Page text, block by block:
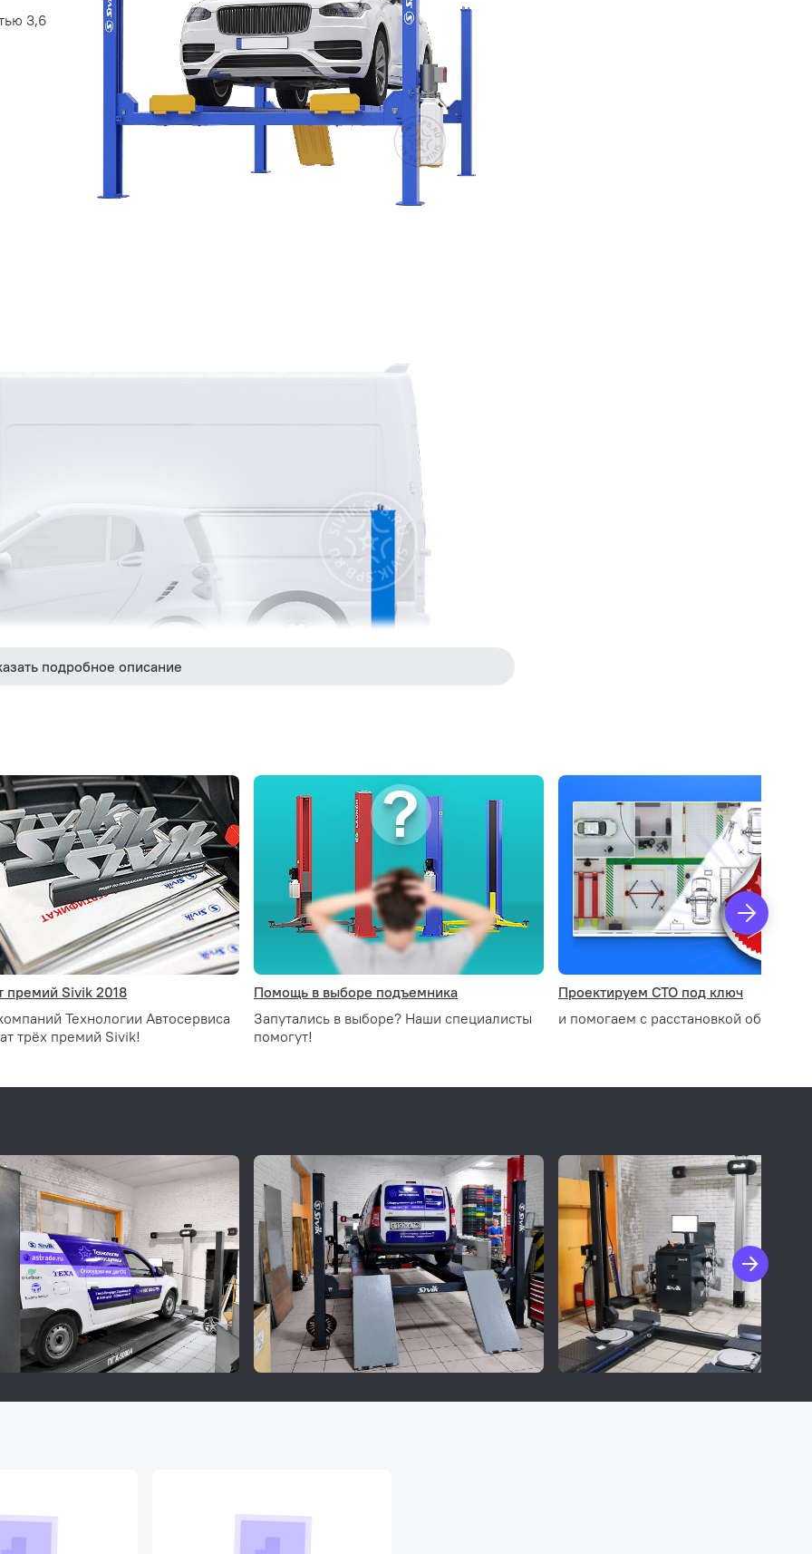
3,6
базой (от компактных малолитражек до длиннобазных легковых
Блок подготовки воздуха от японского бренда SMC
Увеличенный срок службы и точный механизм регулировки
подробное описание
премий Sivik 2018
Технологии Автосервиса
трёх премий Sivik!
Помощь в выборе подъемника
Запутались в выборе? Наши специалисты
помогут!
Проектируем СТО под ключ
и помогаем с расстановкой